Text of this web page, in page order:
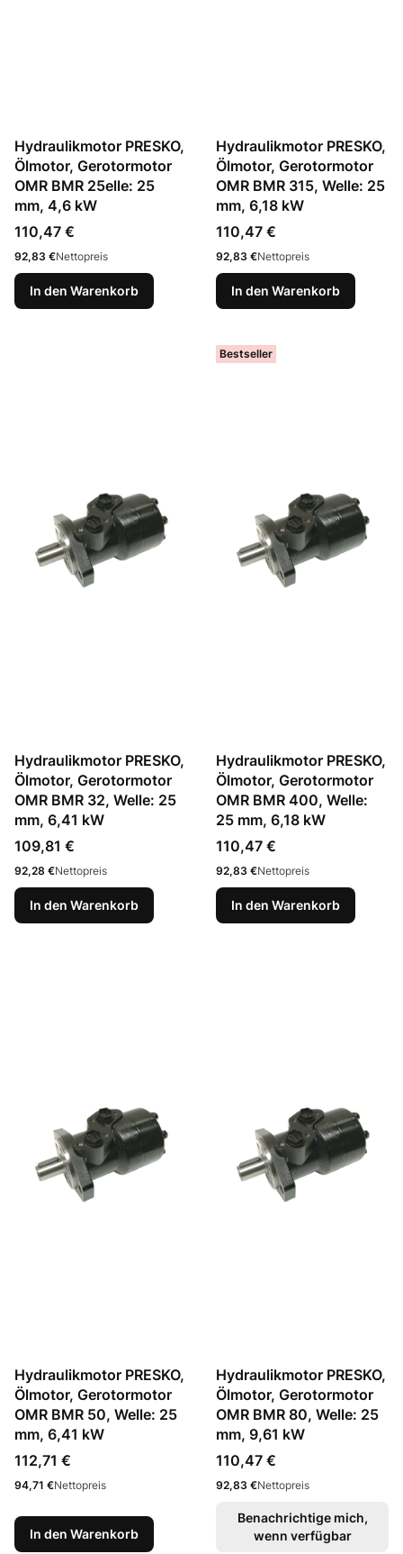
Hydraulikmotor PRESKO,
Ölmotor, Gerotormotor
OMR BMR 25elle: 25
mm, 4,6 kW
Preis
110,47 €
Preis
92,83 €Nettopreis
In den Warenkorb
Hydraulikmotor PRESKO,
Ölmotor, Gerotormotor
OMR BMR 315, Welle: 25
mm, 6,18 kW
Preis
110,47 €
Preis
92,83 €Nettopreis
In den Warenkorb
Hydraulikmotor PRESKO,
Ölmotor, Gerotormotor
OMR BMR 32, Welle: 25
mm, 6,41 kW
Preis
109,81 €
Preis
92,28 €Nettopreis
In den Warenkorb
Bestseller
Hydraulikmotor PRESKO,
Ölmotor, Gerotormotor
OMR BMR 400, Welle:
25 mm, 6,18 kW
Preis
110,47 €
Preis
92,83 €Nettopreis
In den Warenkorb
Hydraulikmotor PRESKO,
Ölmotor, Gerotormotor
OMR BMR 50, Welle: 25
mm, 6,41 kW
Preis
112,71 €
Preis
94,71 €Nettopreis
In den Warenkorb
Hydraulikmotor PRESKO,
Ölmotor, Gerotormotor
OMR BMR 80, Welle: 25
mm, 9,61 kW
Preis
110,47 €
Preis
92,83 €Nettopreis
Benachrichtige mich,
wenn verfügbar